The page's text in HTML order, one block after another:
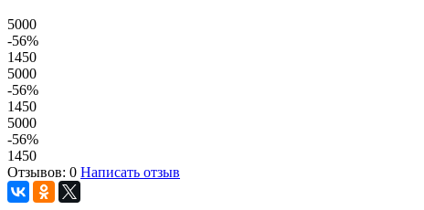
5000
-56%
1450
5000
-56%
1450
5000
-56%
1450
Отзывов: 0 Написать отзыв